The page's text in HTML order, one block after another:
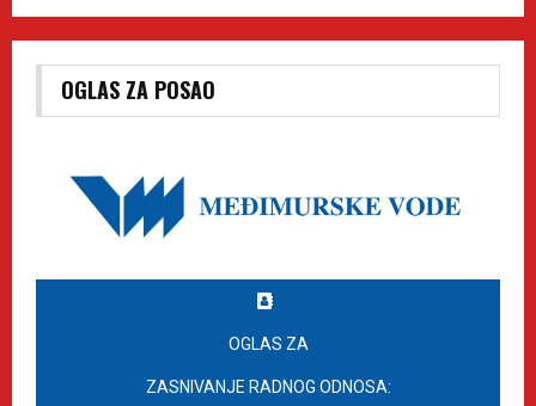
OGLAS ZA POSAO
OGLAS ZA
ZASNIVANJE RADNOG ODNOSA: